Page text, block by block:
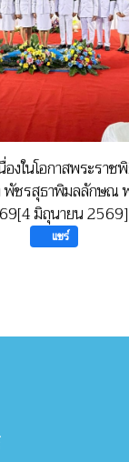
งในโอกาสพระรา
พัชรสุธาพิมลลักษ
มิถุนายน 2569]
แชร์